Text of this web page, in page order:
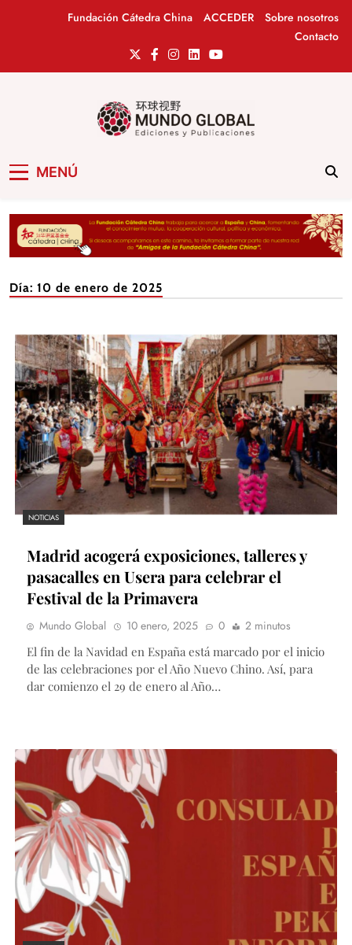
Fundación Cátedra China ACCEDER
Sobre nosotros
Contacto
MENÚ
Día: 10 de enero de 2025
NOTICIAS
Madrid acogerá exposiciones, talleres y
pasacalles en Usera para celebrar el
Festival de la Primavera
Mundo Global 10 enero, 2025 0
2 minutos
El fin de la Navidad en España está marcado por el inicio
de las celebraciones por el Año Nuevo Chino. Así, para
dar comienzo el 29 de enero al Año…